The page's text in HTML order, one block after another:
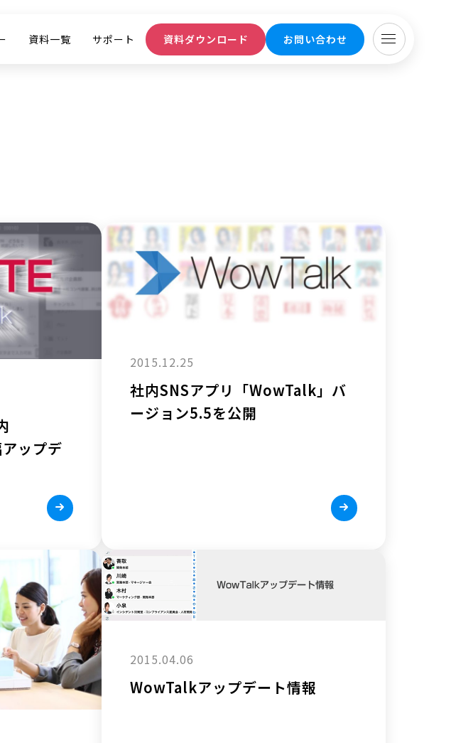
資料一覧 サポート 資料ダウンロード お問い合わせ
ップデ
2015.12.25
社内SNSアプリ「WowTalk」バ
ージョン5.5を公開
2015.04.06
WowTalkアップデート情報